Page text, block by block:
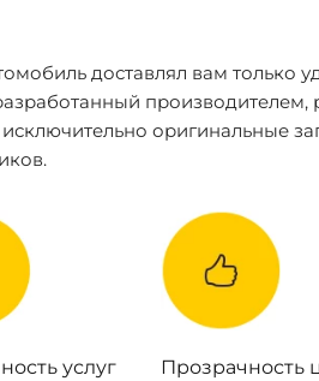
доставлял вам только
производителем,
оригинальные
услуг Прозрачность